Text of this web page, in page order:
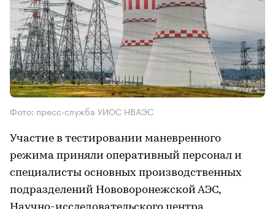
Фото: пресс-служба УИОС НВАЭС
Участие в тестировании маневренного
режима приняли оперативный персонал и
специалисты основных производственных
подразделений Нововоронежской АЭС,